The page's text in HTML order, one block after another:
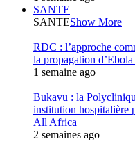
SANTE
SANTEShow More
RDC : l’approche
la propagation
1 semaine ago
Bukavu : la
institution hospitalière
All Africa
2 semaines ago